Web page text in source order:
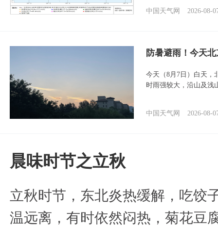
中国天气网 2026-08-
防暑避雨！今天
今天（8月7日）白天，
时雨强较大，沿山及浅
中国天气网 2026-08-
晨味时节之立秋
立秋时节，东北炎热缓解，吃饺
温远离，有时依然闷热，菊花豆